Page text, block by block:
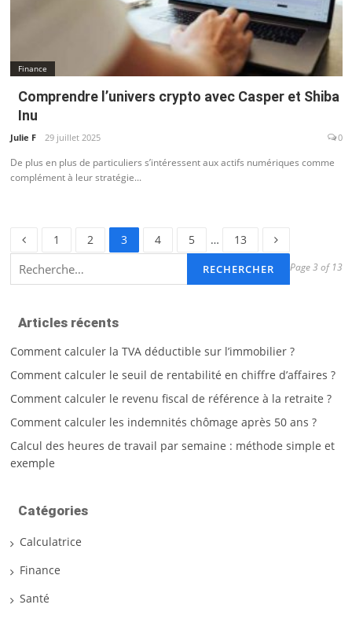
Finance
Comprendre l’univers crypto avec Casper et Shiba
Inu
Julie F 29 juillet 2025 0
De plus en plus de particuliers s’intéressent aux actifs numériques comme
complément à leur stratégie...
Page
1 Page
2 Page
3 Page
4 Page
5 … Page
13
Page 3 of 13
Rechercher :
Articles récents
Comment calculer la TVA déductible sur l’immobilier ?
Comment calculer le seuil de rentabilité en chiffre d’affaires ?
Comment calculer le revenu fiscal de référence à la retraite ?
Comment calculer les indemnités chômage après 50 ans ?
Calcul des heures de travail par semaine : méthode simple et
exemple
Catégories
Calculatrice
Finance
Santé